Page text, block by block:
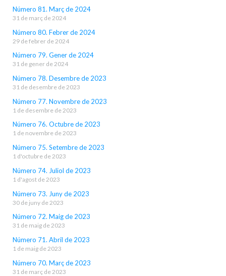
Número 81. Març de 2024
31 de març de 2024
Número 80. Febrer de 2024
29 de febrer de 2024
Número 79. Gener de 2024
31 de gener de 2024
Número 78. Desembre de 2023
31 de desembre de 2023
Número 77. Novembre de 2023
1 de desembre de 2023
Número 76. Octubre de 2023
1 de novembre de 2023
Número 75. Setembre de 2023
1 d'octubre de 2023
Número 74. Juliol de 2023
1 d'agost de 2023
Número 73. Juny de 2023
30 de juny de 2023
Número 72. Maig de 2023
31 de maig de 2023
Número 71. Abril de 2023
1 de maig de 2023
Número 70. Març de 2023
31 de març de 2023